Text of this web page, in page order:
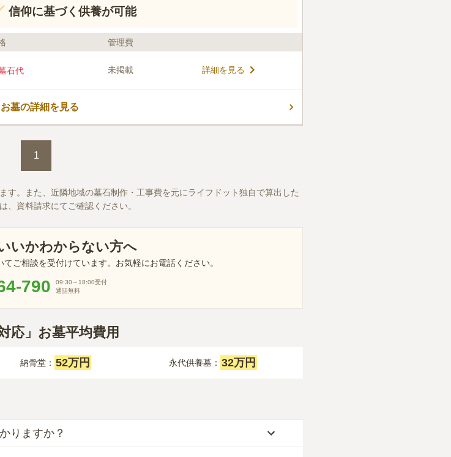
信仰に基づく供養が可能
管理費
石代 未掲載 詳細を見る
お墓の詳細を見る
1
す。また、近隣地域の墓石制作・工事費を元にライフドット独自で算出した
、資料請求にてご確認ください。
いかわからない方へ
てご相談を受付けています。お気軽にお電話ください。
790 09:30～18:00受付
通話無料
応」お墓平均費用
納骨堂： 52万円 永代供養墓： 32万円
りますか？